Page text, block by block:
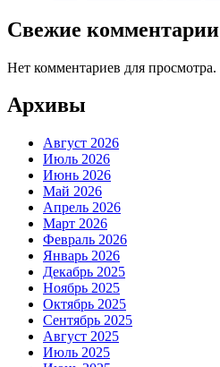
Свежие комментарии
Нет комментариев для просмотра.
Архивы
Август 2026
Июль 2026
Июнь 2026
Май 2026
Апрель 2026
Март 2026
Февраль 2026
Январь 2026
Декабрь 2025
Ноябрь 2025
Октябрь 2025
Сентябрь 2025
Август 2025
Июль 2025